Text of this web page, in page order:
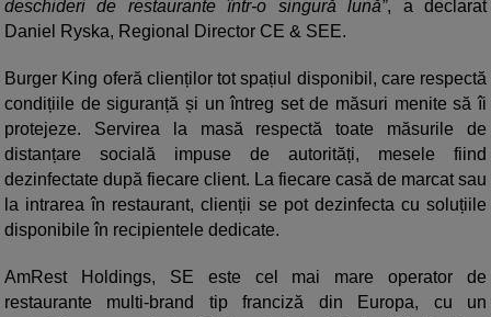
deschideri de restaurante într-o singură lună”, a declarat
Daniel Ryska, Regional Director CE & SEE.
Burger King oferă clienților tot spațiul disponibil, care respectă
condițiile de siguranță și un întreg set de măsuri menite să îi
protejeze. Servirea la masă respectă toate măsurile de
distanțare socială impuse de autorități, mesele fiind
dezinfectate după fiecare client. La fiecare casă de marcat sau
la intrarea în restaurant, clienții se pot dezinfecta cu soluțiile
disponibile în recipientele dedicate.
AmRest Holdings, SE este cel mai mare operator de
restaurante multi-brand tip franciză din Europa, cu un